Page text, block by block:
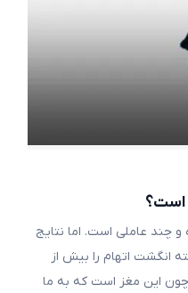
است؟
چند عاملی است. اما نتایج
اتهام را بیش از
این مغز است که به ما